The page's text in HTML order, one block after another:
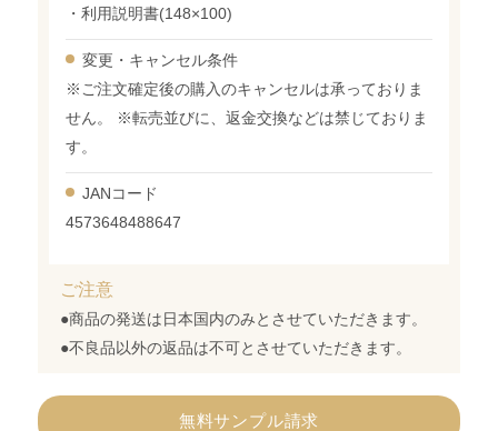
・利用説明書(148×100)
変更・ キャンセル条件
※ご注文確定後の購入のキャンセルは承っておりま
せん。 ※転売並びに、返金交換などは禁じておりま
す。
JANコード
4573648488647
ご注意
●商品の発送は日本国内のみとさせていただきます。
●不良品以外の返品は不可とさせていただきます。
無料サンプル請求